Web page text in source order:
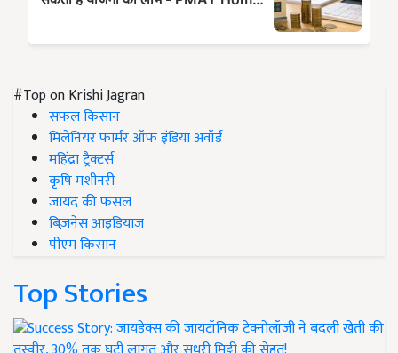
#Top on Krishi Jagran
सफल किसान
मिलेनियर फार्मर ऑफ इंडिया अवॉर्ड
महिंद्रा ट्रैक्टर्स
कृषि मशीनरी
जायद की फसल
बिज़नेस आइडियाज
पीएम किसान
Top Stories